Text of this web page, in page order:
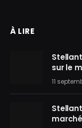
À LIRE
sur le
11